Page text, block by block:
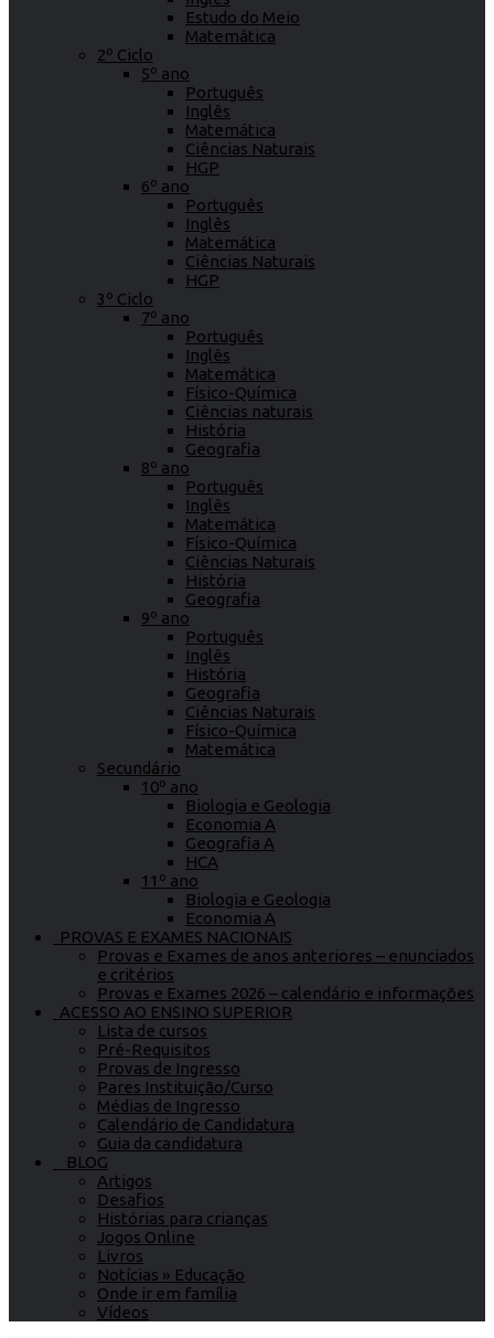
Estudo do Meio
Matemática
2º Ciclo
5º ano
Português
Inglês
Matemática
Ciências Naturais
HGP
6º ano
Português
Inglês
Matemática
Ciências Naturais
HGP
3º Ciclo
7º ano
Português
Inglês
Matemática
Físico-Química
Ciências naturais
História
Geografia
8º ano
Português
Inglês
Matemática
Físico-Química
Ciências Naturais
História
Geografia
9º ano
Português
Inglês
História
Geografia
Ciências Naturais
Físico-Química
Matemática
Secundário
10º ano
Biologia e Geologia
Economia A
Geografia A
HCA
11º ano
Biologia e Geologia
Economia A
PROVAS E EXAMES NACIONAIS
Provas e Exames de anos anteriores – enunciados
e critérios
Provas e Exames 2026 – calendário e informações
ACESSO AO ENSINO SUPERIOR
Lista de cursos
Pré-Requisitos
Provas de Ingresso
Pares Instituição/Curso
Médias de Ingresso
Calendário de Candidatura
Guia da candidatura
BLOG
Artigos
Desafios
Histórias para crianças
Jogos Online
Livros
Notícias » Educação
Onde ir em família
Vídeos